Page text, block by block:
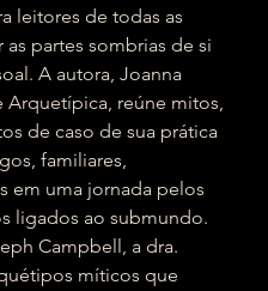
leitores de todas as
partes sombrias de si
A autora, Joanna
Arquetípica, reúne mitos,
de caso de sua prática
familiares,
em uma jornada pelos
ligados ao submundo.
Campbell, a dra.
míticos que